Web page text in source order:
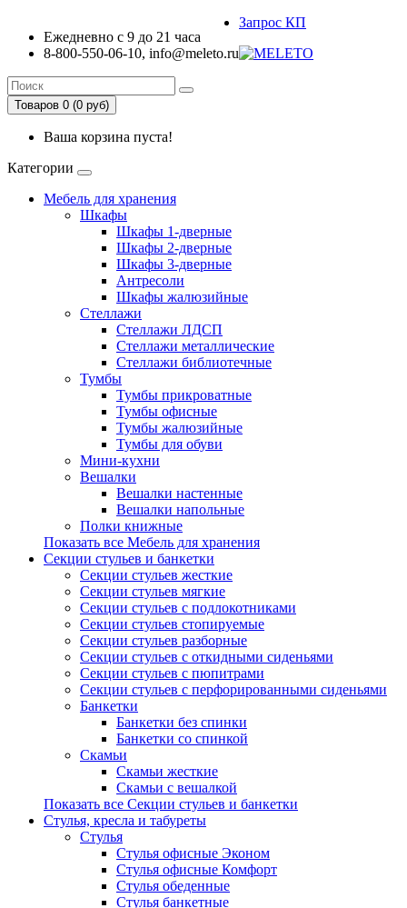
Ежедневно с 9 до 21 часа
8-800-550-06-10, info@meleto.ru
Запрос КП
Товаров 0 (0 pуб)
Ваша корзина пуста!
Категории
Мебель для хранения
Шкафы
Шкафы 1-дверные
Шкафы 2-дверные
Шкафы 3-дверные
Антресоли
Шкафы жалюзийные
Стеллажи
Стеллажи ЛДСП
Стеллажи металлические
Стеллажи библиотечные
Тумбы
Тумбы прикроватные
Тумбы офисные
Тумбы жалюзийные
Тумбы для обуви
Мини-кухни
Вешалки
Вешалки настенные
Вешалки напольные
Полки книжные
Показать все Мебель для хранения
Секции стульев и банкетки
Секции стульев жесткие
Секции стульев мягкие
Секции стульев с подлокотниками
Секции стульев стопируемые
Секции стульев разборные
Секции стульев с откидными сиденьями
Секции стульев с пюпитрами
Секции стульев с перфорированными сиденьями
Банкетки
Банкетки без спинки
Банкетки со спинкой
Скамьи
Скамьи жесткие
Скамьи с вешалкой
Показать все Секции стульев и банкетки
Стулья, кресла и табуреты
Стулья
Стулья офисные Эконом
Стулья офисные Комфорт
Стулья обеденные
Стулья банкетные